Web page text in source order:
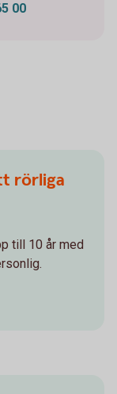
00
rörliga
till 10 år med